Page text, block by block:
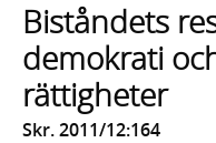
lista
med
sökförslag
Biståndets
demokrati
rättigheter
Skr. 2011/12:164